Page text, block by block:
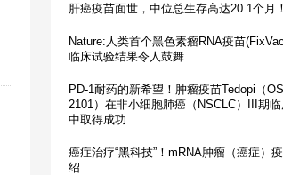
肝癌疫苗面世，中位总生存高达20.1个月！
Nature:人类首个黑色素瘤RNA疫苗
临床试验结果令人鼓舞
PD-1耐药的新希望！肿瘤疫苗Tedopi（
2101）在非小细胞肺癌（NSCLC）III期
中取得成功
癌症治疗“黑科技”！mRNA肿瘤（癌症）
绍